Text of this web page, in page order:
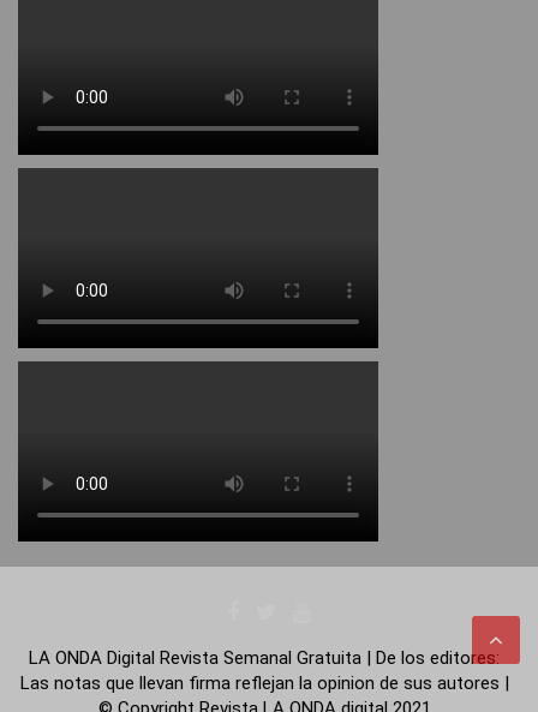
LA ONDA Digital Revista Semanal Gratuita | De los editores:
Las notas que llevan firma reflejan la opinion de sus autores |